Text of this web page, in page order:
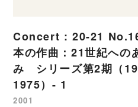
Concert : 20-21
本の作曲：21世紀への
み シリーズ第2期（
1975）- 1
2001